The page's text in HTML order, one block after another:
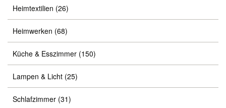
Heimtextilien (26)
Heimwerken (68)
Küche & Esszimmer (150)
Lampen & Licht (25)
Schlafzimmer (31)